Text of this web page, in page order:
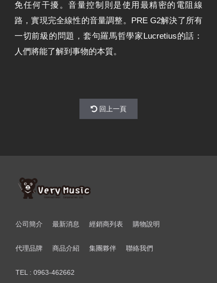
免任何干擾。音量控制則是使用最精密的電阻線
路，實現完全線性的音量調整。PRE G2解決了所有
一切前級的問題，套句羅馬哲學家Lucretius的話：
人們將能了解到事物的本質。
回上一頁
公司簡介 最新消息 經銷商列表 購物說明
代理品牌 商品介紹 集團夥伴 聯絡我們
TEL : 0963-462662